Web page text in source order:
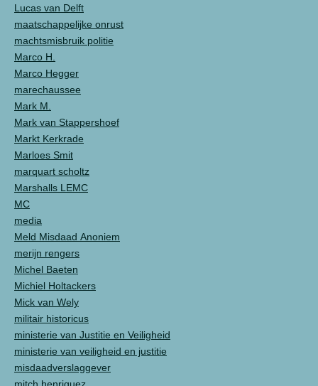
Lucas van Delft
maatschappelijke onrust
machtsmisbruik politie
Marco H.
Marco Hegger
marechaussee
Mark M.
Mark van Stappershoef
Markt Kerkrade
Marloes Smit
marquart scholtz
Marshalls LEMC
MC
media
Meld Misdaad Anoniem
merijn rengers
Michel Baeten
Michiel Holtackers
Mick van Wely
militair historicus
ministerie van Justitie en Veiligheid
ministerie van veiligheid en justitie
misdaadverslaggever